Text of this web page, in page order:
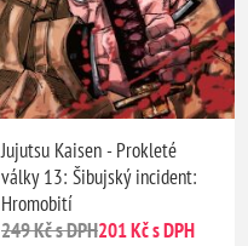
Jujutsu Kaisen - Prokleté
války 13: Šibujský incident:
Hromobití
249 Kč s DPH201 Kč s DPH